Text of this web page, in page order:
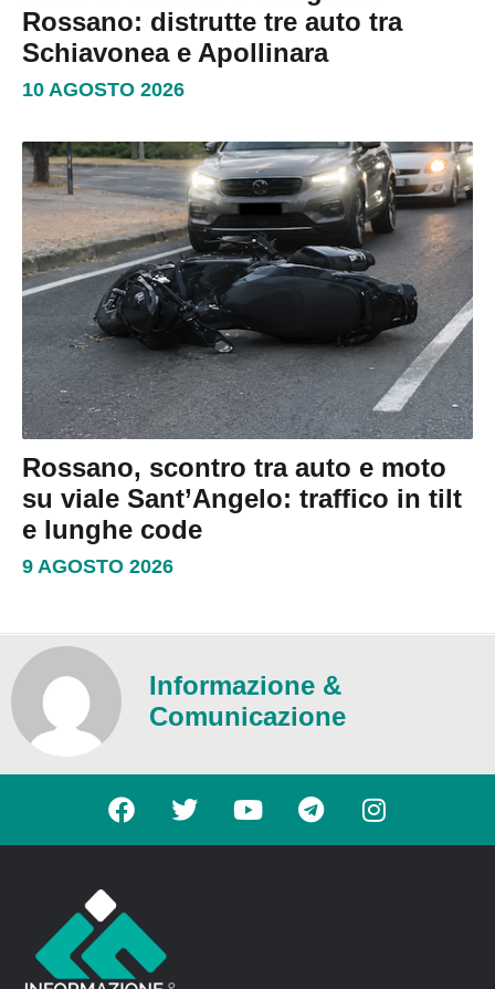
Rossano: distrutte tre auto tra
Schiavonea e Apollinara
10 AGOSTO 2026
Rossano, scontro tra auto e moto
su viale Sant’Angelo: traffico in tilt
e lunghe code
9 AGOSTO 2026
Informazione &
Comunicazione